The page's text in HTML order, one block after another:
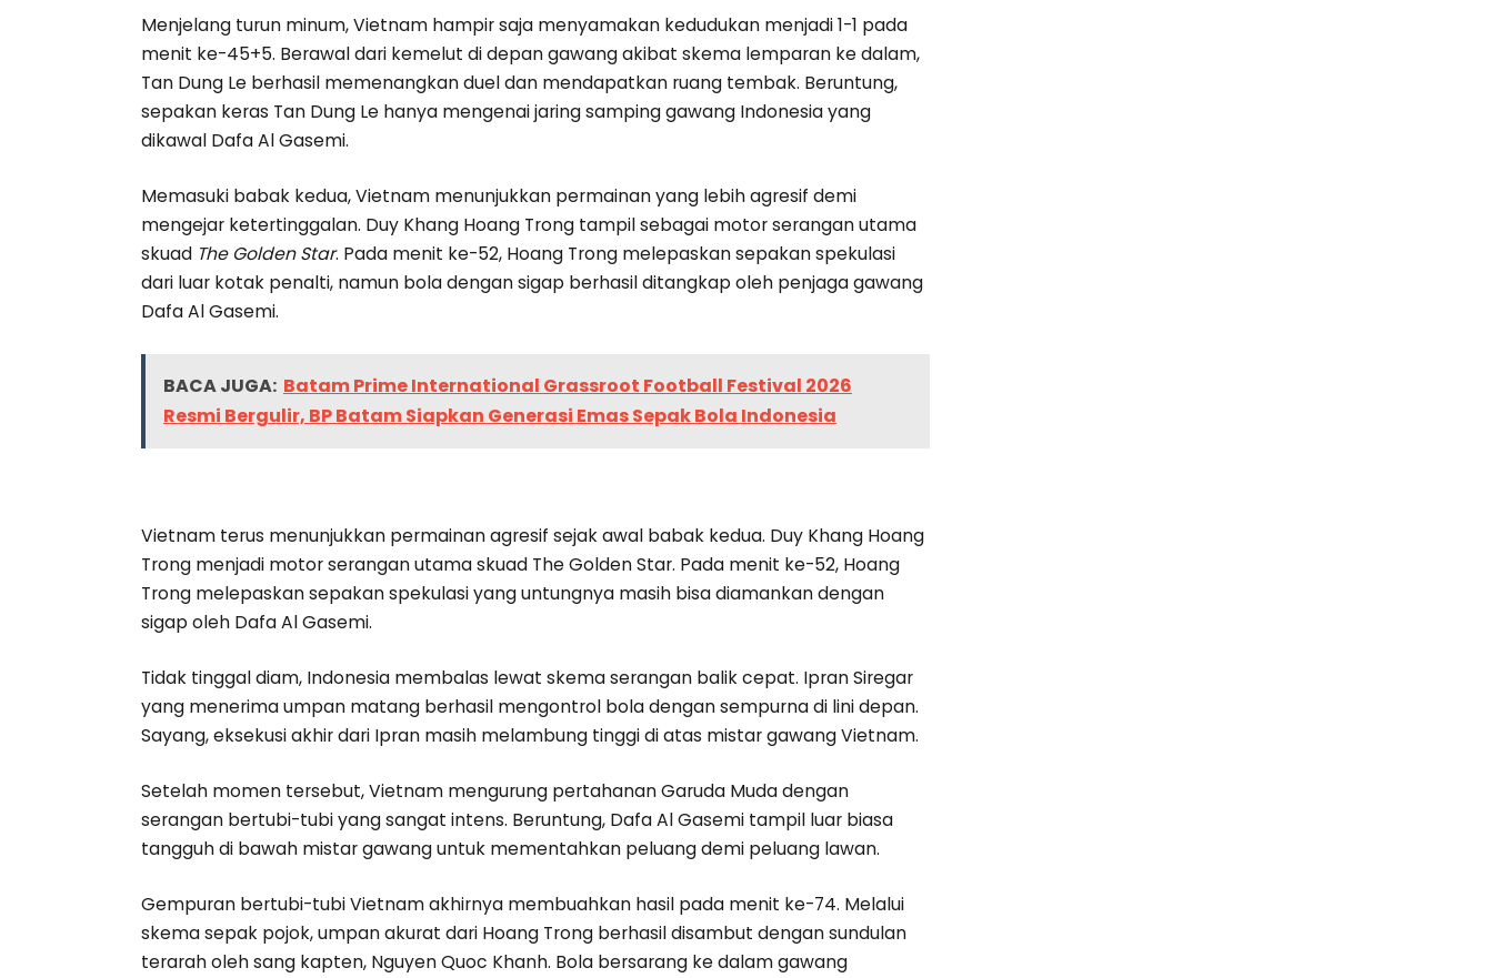
Menjelang turun minum, Vietnam hampir saja menyamakan kedudukan menjadi 1-1 pada
menit ke-45+5. Berawal dari kemelut di depan gawang akibat skema lemparan ke dalam,
Tan Dung Le berhasil memenangkan duel dan mendapatkan ruang tembak. Beruntung,
sepakan keras Tan Dung Le hanya mengenai jaring samping gawang Indonesia yang
dikawal Dafa Al Gasemi.
Memasuki babak kedua, Vietnam menunjukkan permainan yang lebih agresif demi
mengejar ketertinggalan. Duy Khang Hoang Trong tampil sebagai motor serangan utama
skuad The Golden Star. Pada menit ke-52, Hoang Trong melepaskan sepakan spekulasi
dari luar kotak penalti, namun bola dengan sigap berhasil ditangkap oleh penjaga gawang
Dafa Al Gasemi.
BACA JUGA: Batam Prime International Grassroot Football Festival 2026
Resmi Bergulir, BP Batam Siapkan Generasi Emas Sepak Bola Indonesia
Vietnam terus menunjukkan permainan agresif sejak awal babak kedua. Duy Khang Hoang
Trong menjadi motor serangan utama skuad The Golden Star. Pada menit ke-52, Hoang
Trong melepaskan sepakan spekulasi yang untungnya masih bisa diamankan dengan
sigap oleh Dafa Al Gasemi.
Tidak tinggal diam, Indonesia membalas lewat skema serangan balik cepat. Ipran Siregar
yang menerima umpan matang berhasil mengontrol bola dengan sempurna di lini depan.
Sayang, eksekusi akhir dari Ipran masih melambung tinggi di atas mistar gawang Vietnam.
Setelah momen tersebut, Vietnam mengurung pertahanan Garuda Muda dengan
serangan bertubi-tubi yang sangat intens. Beruntung, Dafa Al Gasemi tampil luar biasa
tangguh di bawah mistar gawang untuk mementahkan peluang demi peluang lawan.
Gempuran bertubi-tubi Vietnam akhirnya membuahkan hasil pada menit ke-74. Melalui
skema sepak pojok, umpan akurat dari Hoang Trong berhasil disambut dengan sundulan
terarah oleh sang kapten, Nguyen Quoc Khanh. Bola bersarang ke dalam gawang